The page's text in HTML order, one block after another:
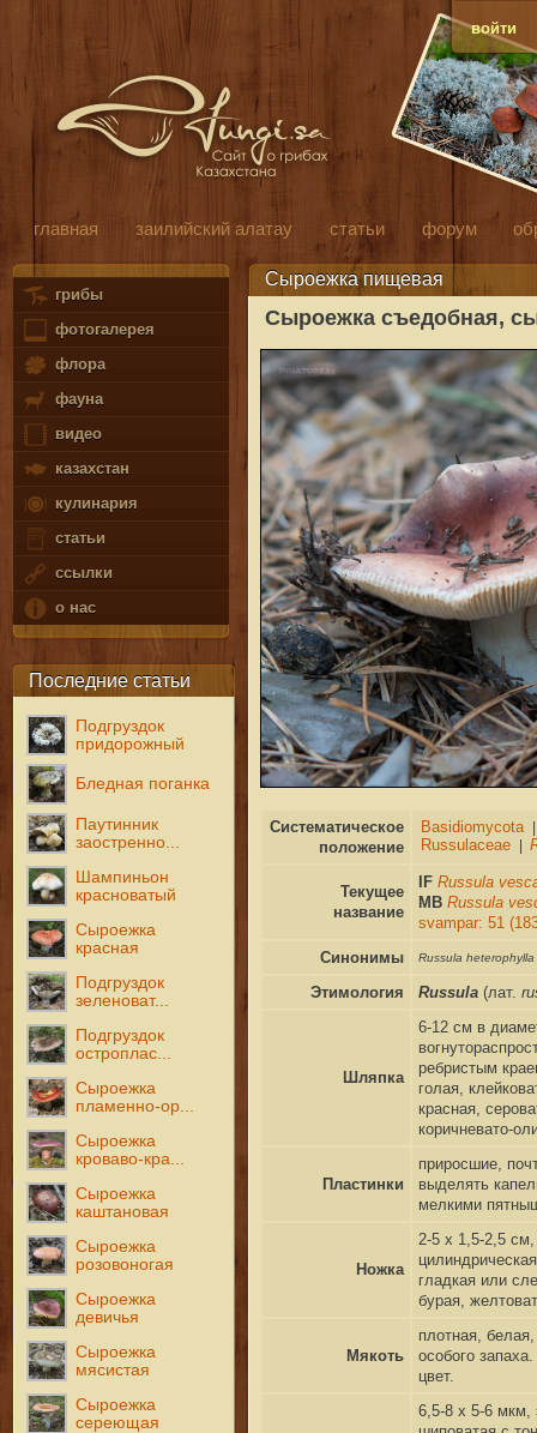
войти
главная заилийский алатау статьи форум
грибы
фотогалерея
флора
фауна
видео
казахстан
кулинария
статьи
ссылки
о нас
Последние статьи
Подгруздок
придорожный
Бледная поганка
Паутинник
заостренно...
Шампиньон
красноватый
Сыроежка
красная
Подгруздок
зеленоват...
Подгруздок
остроплас...
Сыроежка
пламенно-ор...
Сыроежка
кроваво-кра...
Сыроежка
каштановая
Сыроежка
розовоногая
Сыроежка
девичья
Сыроежка
мясистая
Сыроежка
сереющая
Сыроежка пищевая
Сыроежка съедобная,
Систематическое
положение
Текущее
название
IF Russula
MB Russula
svampar: 51
Синонимы
Russula heterophylla
Этимология Russula (лат.
Шляпка
6-12 см в
ребристым
голая,
красная,
коричневато-
Пластинки
приросшие,
выделять
мелкими
Ножка
2-5 x 1,5-2,5
гладкая или
бурая,
Мякоть
плотная,
особого
цвет.
6,5-8 x 5-6 мкм,